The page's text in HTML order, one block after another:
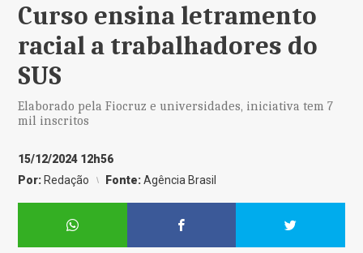
Curso ensina letramento
racial a trabalhadores do
SUS
Elaborado pela Fiocruz e universidades, iniciativa tem 7
mil inscritos
15/12/2024 12h56
Por: Redação Fonte:Agência Brasil